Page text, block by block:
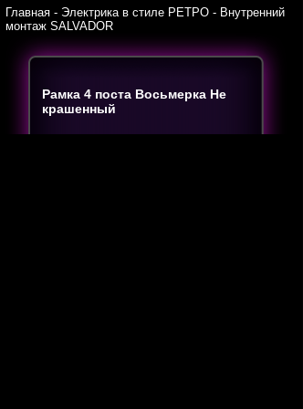
Главная - Электрика в стиле РЕТРО - Внутренний
монтаж SALVADOR
Рамка 4 поста Восьмерка Не
крашенный